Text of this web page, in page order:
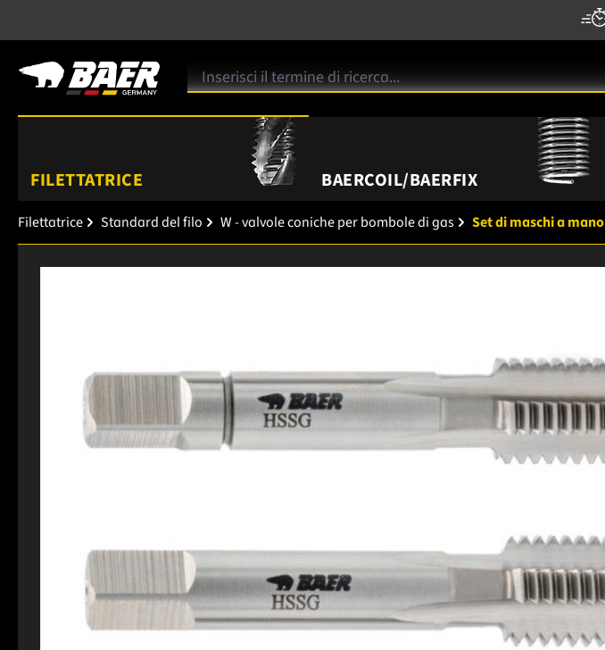
FILETTATRICE BAERCOIL/BAERFIX
Filettatrice Standard del filo W - valvole coniche per bombole di gas Set di maschi a mano